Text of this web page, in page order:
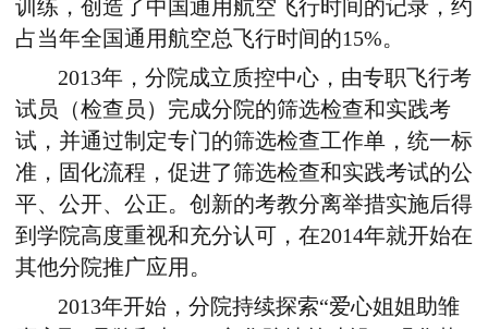
训练，创造了中国通用航空飞行时间的记录，约
占当年全国通用航空总飞行时间的15%。
2013年，分院成立质控中心，由专职飞行考
试员（检查员）完成分院的筛选检查和实践考
试，并通过制定专门的筛选检查工作单，统一标
准，固化流程，促进了筛选检查和实践考试的公
平、公开、公正。创新的考教分离举措实施后得
到学院高度重视和充分认可，在2014年就开始在
其他分院推广应用。
2013年开始，分院持续探索“爱心姐姐助雏